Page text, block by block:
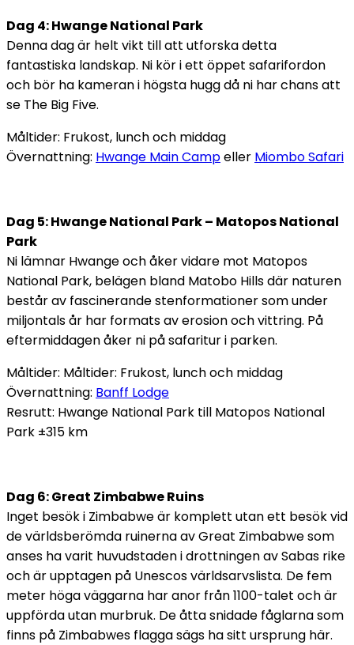
Dag 4: Hwange National Park
Denna dag är helt vikt till att utforska detta
fantastiska landskap. Ni kör i ett öppet safarifordon
och bör ha kameran i högsta hugg då ni har chans att
se The Big Five.
Måltider: Frukost, lunch och middag
Övernattning: Hwange Main Campeller Miombo Safari
Dag 5: Hwange National Park – Matopos National
Park
Ni lämnar Hwange och åker vidare mot Matopos
National Park, belägen bland Matobo Hills där naturen
består av fascinerande stenformationer som under
miljontals år har formats av erosion och vittring. På
eftermiddagen åker ni på safaritur i parken.
Måltider: Måltider: Frukost, lunch och middag
Övernattning: Banff Lodge
Resrutt: Hwange National Park till Matopos National
Park ±315 km
Dag 6: Great Zimbabwe Ruins
Inget besök i Zimbabwe är komplett utan ett besök vid
de världsberömda ruinerna av Great Zimbabwe som
anses ha varit huvudstaden i drottningen av Sabas rike
och är upptagen på Unescos världsarvslista. De fem
meter höga väggarna har anor från 1100-talet och är
uppförda utan murbruk. De åtta snidade fåglarna som
finns på Zimbabwes flagga sägs ha sitt ursprung här.